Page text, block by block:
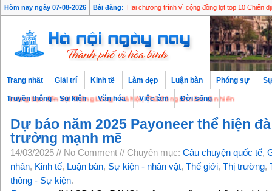
Hôm nay ngày 07-08-2026 Bài đăng: Hai chương trình vì cộng đồng lọt top 10 Chiến
bạn đến với Thăng Long - Hà Nội, Thủ đô ngàn năm văn hiến
Trang nhất Giải trí Kinh tế Làm đẹp Luận bàn Phóng sự
Truyền thông – Sự kiện Văn hóa Việc làm Đời sống
Dự báo năm 2025 Payoneer thể hiện
trưởng mạnh mẽ
14/03/2025 // No Comment // Chuyên mục: Câu chuyện quốc tế,
nhân, Kinh tế, Luận bàn, Sự kiện - nhân vật, Thế giới, Thị trường,
thông - Sự kiện.